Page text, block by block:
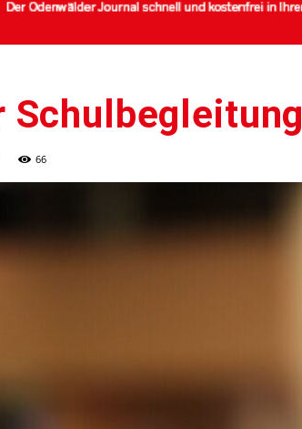
Schulbegleitung
66